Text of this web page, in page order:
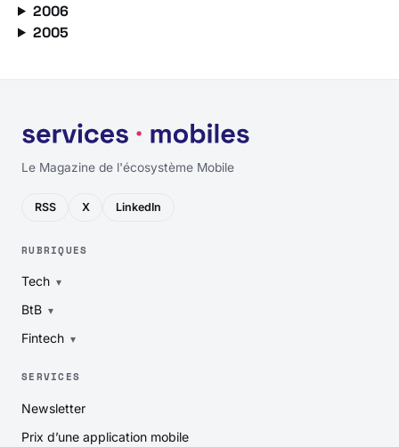
2006
2005
Le Magazine de l'écosystème Mobile
RSS X LinkedIn
RUBRIQUES
Tech
BtB
Fintech
SERVICES
Newsletter
Prix d’une application mobile